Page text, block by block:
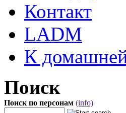
Контакт
LADM
К
Поиск
Поиск по персонам (info)